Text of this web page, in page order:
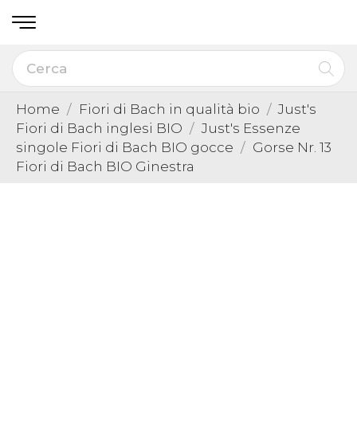
Home Fiori di Bach in qualità bio
Just's
Fiori di Bach inglesi BIO
Just's Essenze
singole Fiori di Bach BIO gocce
Gorse Nr. 13
Fiori di Bach BIO Ginestra